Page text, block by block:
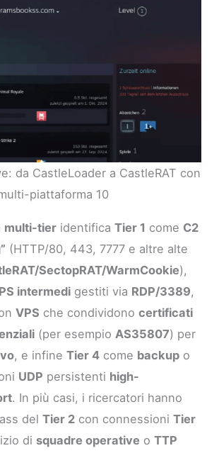
da CastleLoader a CastleRAT con
piattaforma 10
multi-tier identificaTier 1 come C2
(HTTP/80, 443, 7777 e altre alte
SectopRAT/WarmCookie),
intermedi gestiti via RDP/3389,
VPS che condividonocertificati
(per esempio AS35807) per
, e infineTier 4 come backup o
UDP persistenti high-
. In più casi, i ricercatori hanno
delTier 2 con connessioniTier
di squadre operative oTTP